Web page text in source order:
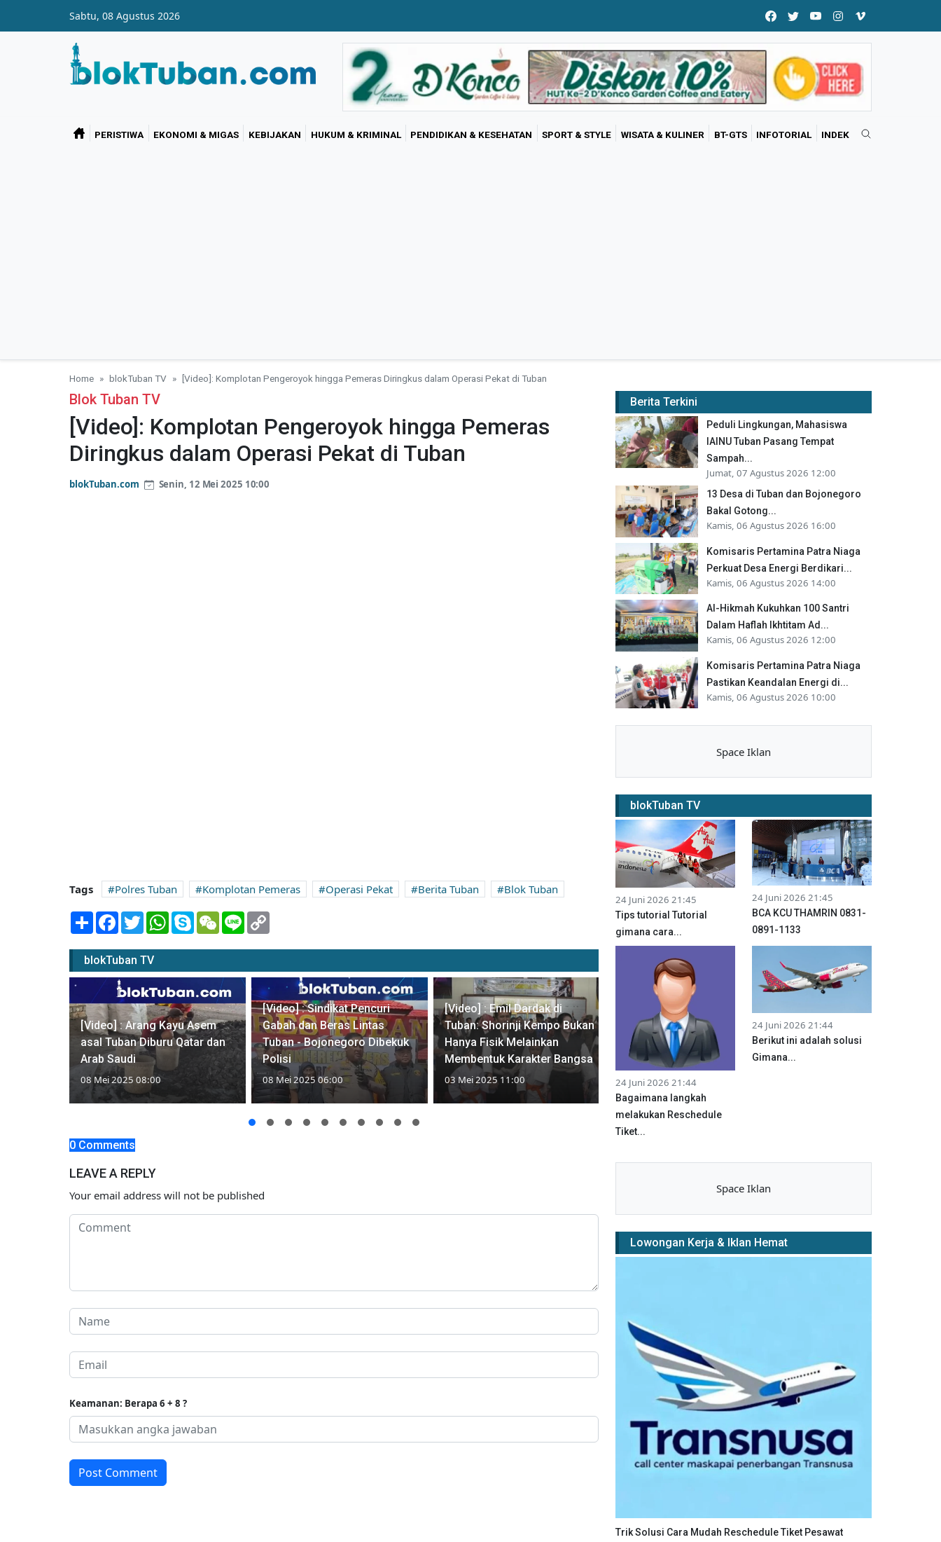
Sabtu, 08 Agustus 2026
PERISTIWA EKONOMI & MIGAS KEBIJAKAN HUKUM & KRIMINAL PENDIDIKAN & KESEHATAN SPORT & STYLE WISATA & KULINER BT-GTS INFOTORIAL INDEK
Home blokTuban TV [Video]: Komplotan Pengeroyok hingga Pemeras Diringkus dalam Operasi Pekat di Tuban
Blok Tuban TV
[Video]: Komplotan Pengeroyok hingga Pemeras
Diringkus dalam Operasi Pekat di Tuban
blokTuban.com Senin, 12 Mei 2025 10:00
Tags Polres Tuban Komplotan Pemeras Operasi Pekat Berita Tuban
Blok Tuban
Share Facebook
TwitterWhatsApp
SkypeWeChatLine
blokTuban TV
[Video] : Arang Kayu Asem
asal Tuban Diburu Qatar dan
Arab Saudi
08 Mei 2025 08:00
[Video] : Sindikat Pencuri
Gabah dan Beras Lintas
Tuban - Bojonegoro Dibekuk
Polisi
08 Mei 2025 06:00
[Video] : Emil Dardak di
Tuban: Shorinji Kempo Bukan
Hanya Fisik Melainkan
Membentuk Karakter Bangsa
03 Mei 2025 11:00
0 Comments
LEAVE A REPLY
Your email address will not be published
Keamanan: Berapa 6 + 8 ?
Post Comment
Berita Terkini
Peduli Lingkungan, Mahasiswa
IAINU Tuban Pasang Tempat
Sampah...
Jumat, 07 Agustus 2026 12:00
13 Desa di Tuban dan Bojonegoro
Bakal Gotong...
Kamis, 06 Agustus 2026 16:00
Komisaris Pertamina Patra Niaga
Perkuat Desa Energi Berdikari...
Kamis, 06 Agustus 2026 14:00
Al-Hikmah Kukuhkan 100 Santri
Dalam Haflah Ikhtitam Ad...
Kamis, 06 Agustus 2026 12:00
Komisaris Pertamina Patra Niaga
Pastikan Keandalan Energi di...
Kamis, 06 Agustus 2026 10:00
Space Iklan
blokTuban TV
24 Juni 2026 21:45
Tips tutorial Tutorial
gimana cara...
24 Juni 2026 21:45
BCA KCU THAMRIN 0831-
0891-1133
24 Juni 2026 21:44
Bagaimana langkah
melakukan Reschedule
Tiket...
24 Juni 2026 21:44
Berikut ini adalah solusi
Gimana...
Space Iklan
Lowongan Kerja & Iklan Hemat
Trik Solusi Cara Mudah Reschedule Tiket Pesawat